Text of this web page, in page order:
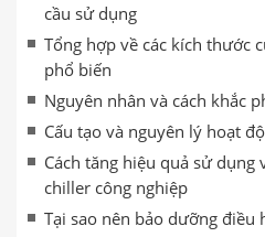
cầu sử dụng
Tổng hợp về các kích thước
phổ biến
Nguyên nhân và cách khắc
Cấu tạo và nguyên lý hoạt
Cách tăng hiệu quả sử dụng
chiller công nghiệp
Tại sao nên bảo dưỡng điều